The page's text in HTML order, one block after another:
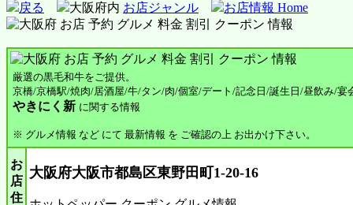
戻る 大阪府内 お店ジャンル お店情報 Home
厳選の黒毛和牛をご提供。
京橋/京橋駅/焼肉/居酒屋/牛/タン/肉/個室/デート/記念日/誕生日/昼飲み/宴
やきにく新 に関する情報
※ グルメ情報 など にて 最新情報 を ご確認の上 お出かけ下さい。
お
店
住
大阪府大阪市都島区東野田町1-20-16